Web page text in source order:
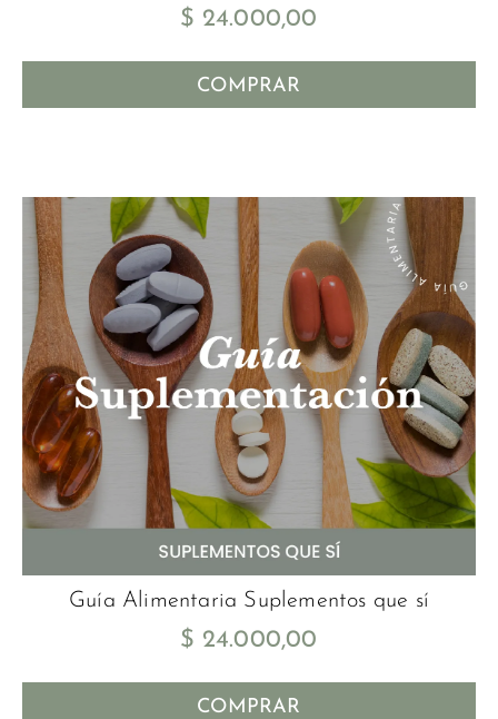
$ 24.000,00
COMPRAR
Guía Alimentaria Suplementos que sí
$ 24.000,00
COMPRAR